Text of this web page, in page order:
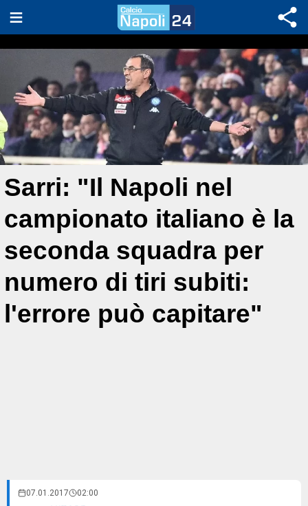
Sarri: "Il Napoli nel
campionato italiano è la
seconda squadra per
numero di tiri subiti:
l'errore può capitare"
07.01.2017 02:00